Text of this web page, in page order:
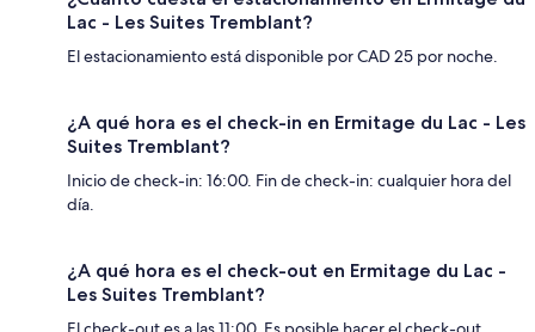
Lac - Les Suites Tremblant?
El estacionamiento está disponible por CAD 25 por noche.
¿A qué hora es el check-in en Ermitage du Lac - Les
Suites Tremblant?
Inicio de check-in: 16:00. Fin de check-in: cualquier hora del
día.
¿A qué hora es el check-out en Ermitage du Lac -
Les Suites Tremblant?